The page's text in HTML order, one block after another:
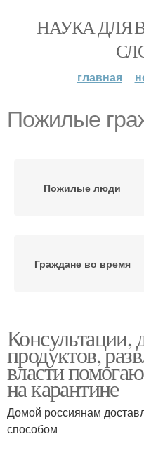
НАУКА ДЛЯ
главная
Пожилые
Пожилые люди
Граждане во время
Консультации,
продуктов,
власти
на карантине
Домой россиянам
способом